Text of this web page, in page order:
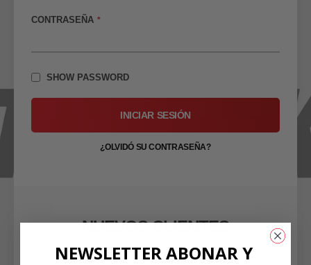
CONTRASEÑA
SHOW PASSWORD
INICIAR SESIÓN
¿OLVIDÓ SU CONTRASEÑA?
NUEVOS CLIENTES
Crear una cuenta tiene muchos beneficios: Pago más
NEWSLETTER ABONAR Y